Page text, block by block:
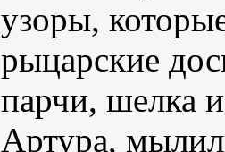
узоры,
рыцарские
парчи, шелка
Артура,